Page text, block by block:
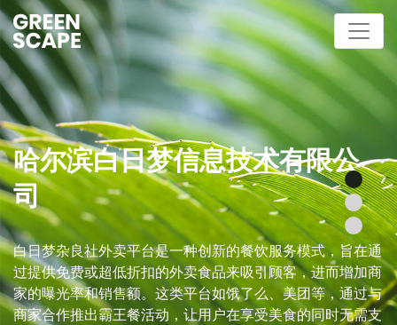
哈尔滨白日梦信息技术有限公
司
白日梦杂良社外卖平台是一种创新的餐饮服务模式，旨在通
过提供免费或超低折扣的外卖食品来吸引顾客，进而增加商
家的曝光率和销售额。这类平台如饿了么、美团等，通过与
商家合作推出霸王餐活动，让用户在享受美食的同时无需支